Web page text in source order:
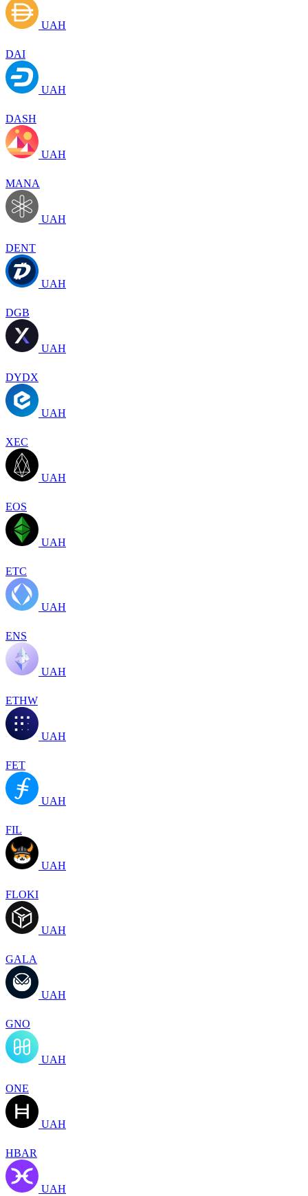
UAH
DAI
UAH
DASH
UAH
MANA
UAH
DENT
UAH
DGB
UAH
DYDX
UAH
XEC
UAH
EOS
UAH
ETC
UAH
ENS
UAH
ETHW
UAH
FET
UAH
FIL
UAH
FLOKI
UAH
GALA
UAH
GNO
UAH
ONE
UAH
HBAR
UAH